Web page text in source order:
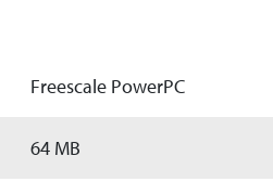
Freescale PowerPC
64 MB